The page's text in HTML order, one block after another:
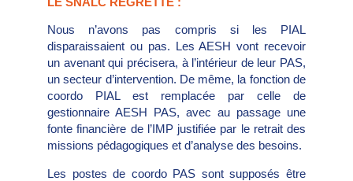
Nous n’avons pas compris si les PIAL
disparaissaient ou pas. Les AESH vont recevoir
un avenant qui précisera, à l’intérieur de leur PAS,
un secteur d’intervention. De même, la fonction de
coordo PIAL est remplacée par celle de
gestionnaire AESH PAS, avec au passage une
fonte financière de l’IMP justifiée par le retrait des
missions pédagogiques et d’analyse des besoins.
Les postes de coordo PAS sont supposés être